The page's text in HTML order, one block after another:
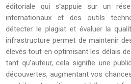
éditoriale qui s’appuie sur un
internationaux et des outils
détecter le plagiat et évaluer la
infrastructure permet de maintenir
élevés tout en optimisant les délais
tant qu’auteur, cela signifie une
découvertes, augmentant vos